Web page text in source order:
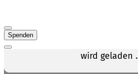
Spenden